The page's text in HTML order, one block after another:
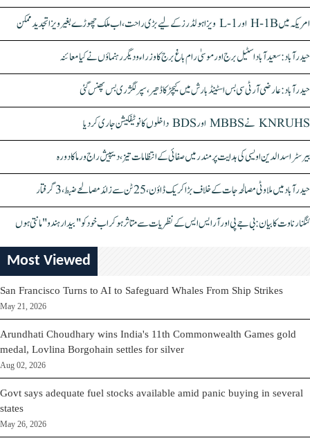
امریکہ میں H-1B اور L-1 ویزا ہولڈرز کے لیے بڑی راحت، اب ملک چھوڑے بغیر ویزا تجدید ممکن
حیدرآباد: سعیدآباد اسٹیل برج اور موسیٰ رام باغ برج کا وزراء و دیگر رہنماؤں نے کیا معائنہ
حیدرآباد: عارضی آر ٹی سی بس اسٹینڈ بارش میں کیچڑ کا ڈھیر، سپر لگژری بس پھنس گئی
KNRUHS نے MBBS اور BDS داخلوں کا نوٹیفکیشن جاری کر دیا
بیرسٹر اسدالدین اویسی کی ہدایت پر مندر میں صفائی کے انتظامات تیز، دیپیش راج ورما کا دورہ
حیدرآباد میں ملاوٹی مصالحہ جات کے خلاف بڑا کریک ڈاؤن، 25 ٹن سے زائد مصالحے ضبط، 3 گرفتار
کنگنا رناوت کا بیان: بی جے پی اور آر ایس ایس کے نظریات سے متاثر ہو کر اب خود کو "بیدار ہندو" مانتی ہوں
Most Viewed
San Francisco Turns to AI to Safeguard Whales From Ship Strikes
May 21, 2026
Arundhati Choudhary wins India's 11th Commonwealth Games gold
medal, Lovlina Borgohain settles for silver
Aug 02, 2026
Govt says adequate fuel stocks available amid panic buying in several
states
May 26, 2026